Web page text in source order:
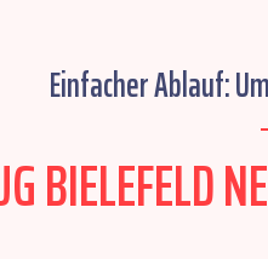
Einfacher Ablauf:
BIELEFELD